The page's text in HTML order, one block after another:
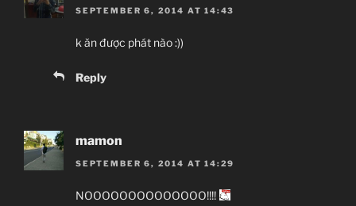
SEPTEMBER 6, 2014 AT 14:43
k ăn được phát nào :))
Reply
mamon
SEPTEMBER 6, 2014 AT 14:29
NOOOOOOOOOOOOOO!!!!